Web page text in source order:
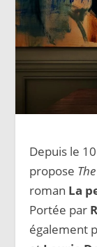
Depuis le
propose
roman La
Portée par
également